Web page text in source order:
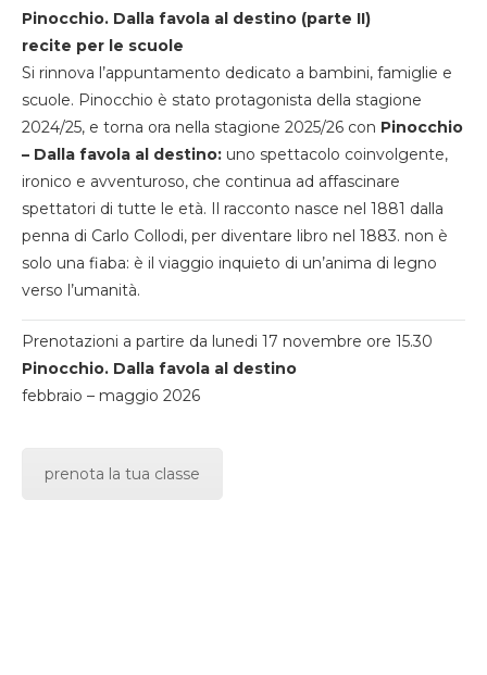
Pinocchio. Dalla favola al destino (parte II)
recite per le scuole
Si rinnova l’appuntamento dedicato a bambini, famiglie e
scuole. Pinocchio è stato protagonista della stagione
2024/25, e torna ora nella stagione 2025/26 con Pinocchio
– Dalla favola al destino: uno spettacolo coinvolgente,
ironico e avventuroso, che continua ad affascinare
spettatori di tutte le età. Il racconto nasce nel 1881 dalla
penna di Carlo Collodi, per diventare libro nel 1883. non è
solo una fiaba: è il viaggio inquieto di un’anima di legno
verso l’umanità.
Prenotazioni a partire da lunedi 17 novembre ore 15.30
Pinocchio. Dalla favola al destino
febbraio – maggio 2026
prenota la tua classe